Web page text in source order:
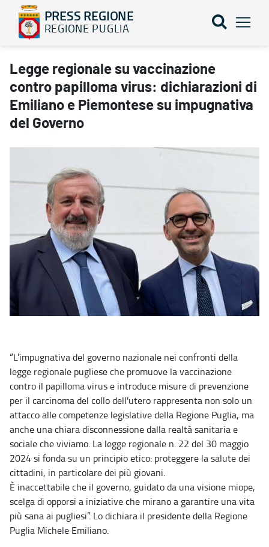
PRESS REGIONE
REGIONE PUGLIA
Legge regionale su vaccinazione contro papilloma virus:
Legge regionale su vaccinazione
contro papilloma virus: dichiarazioni di
Emiliano e Piemontese su impugnativa
del Governo
“L’impugnativa del governo nazionale nei confronti della
legge regionale pugliese che promuove la vaccinazione
contro il papilloma virus e introduce misure di prevenzione
per il carcinoma del collo dell'utero rappresenta non solo un
attacco alle competenze legislative della Regione Puglia, ma
anche una chiara disconnessione dalla realtà sanitaria e
sociale che viviamo. La legge regionale n. 22 del 30 maggio
2024 si fonda su un principio etico: proteggere la salute dei
cittadini, in particolare dei più giovani.
È inaccettabile che il governo, guidato da una visione miope,
scelga di opporsi a iniziative che mirano a garantire una vita
più sana ai pugliesi”. Lo dichiara il presidente della Regione
Puglia Michele Emiliano.